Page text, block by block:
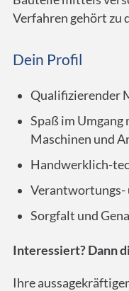
Verfahren gehört zu
Dein Profil
Qualifizierender
Spaß im
Maschinen und
Handwerklich-
Verantwortungs-
Sorgfalt und
Interessiert? Dann
Ihre